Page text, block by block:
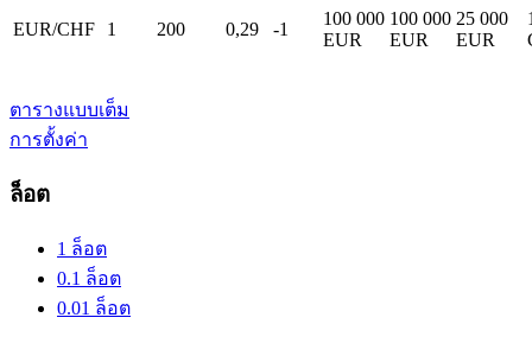
EUR/CHF 1 200 0,29 -1
100 000
EUR
100 000
EUR
25 000
EUR
ตารางแบบเต็ม
การตั้งค่า
ล็อต
1 ล็อต
0.1 ล็อต
0.01 ล็อต